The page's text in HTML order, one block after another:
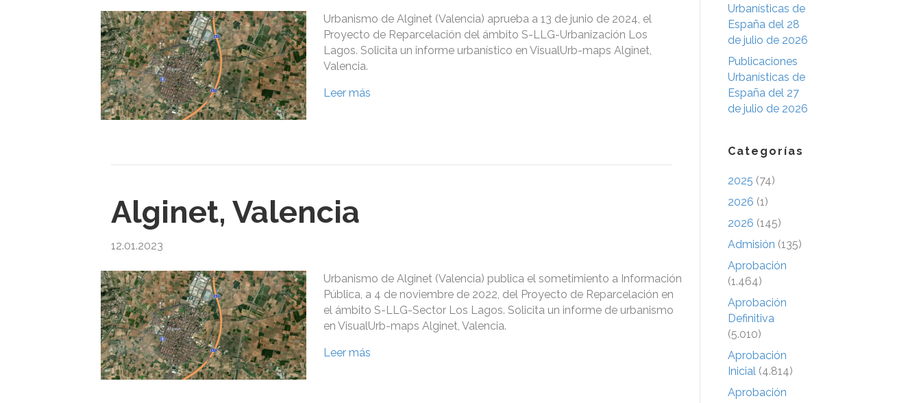
Urbanismo de Alginet (Valencia) aprueba a 13 de junio de 2024, el
Proyecto de Reparcelación del ámbito S-LLG-Urbanización Los
Lagos. Solicita un informe urbanístico en VisualUrb-maps Alginet,
Valencia.
Leer más
Alginet, Valencia
12.01.2023
Urbanismo de Alginet (Valencia) publica el sometimiento a Información
Pública, a 4 de noviembre de 2022, del Proyecto de Reparcelación en
el ámbito S-LLG-Sector Los Lagos. Solicita un informe de urbanismo
en VisualUrb-maps Alginet, Valencia.
Leer más
Urbanísticas de
España del 28
de julio de 2026
Publicaciones
Urbanísticas de
España del 27
de julio de 2026
Categorías
2025 (74)
2026 (1)
2026 (145)
Admisión (135)
Aprobación
(1.464)
Aprobación
Definitiva
(5.010)
Aprobación
Inicial (4.814)
Aprobación